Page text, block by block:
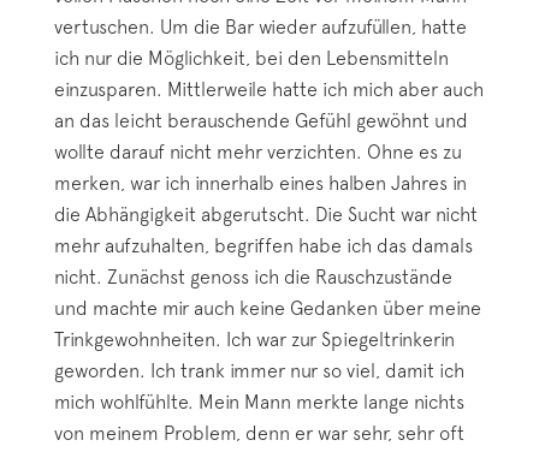
vertuschen. Um die Bar wieder aufzufüllen, hatte
ich nur die Möglichkeit, bei den Lebensmitteln
einzusparen. Mittlerweile hatte ich mich aber auch
an das leicht berauschende Gefühl gewöhnt und
wollte darauf nicht mehr verzichten. Ohne es zu
merken, war ich innerhalb eines halben Jahres in
die Abhängigkeit abgerutscht. Die Sucht war nicht
mehr aufzuhalten, begriffen habe ich das damals
nicht. Zunächst genoss ich die Rauschzustände
und machte mir auch keine Gedanken über meine
Trinkgewohnheiten. Ich war zur Spiegeltrinkerin
geworden. Ich trank immer nur so viel, damit ich
mich wohlfühlte. Mein Mann merkte lange nichts
von meinem Problem, denn er war sehr, sehr oft